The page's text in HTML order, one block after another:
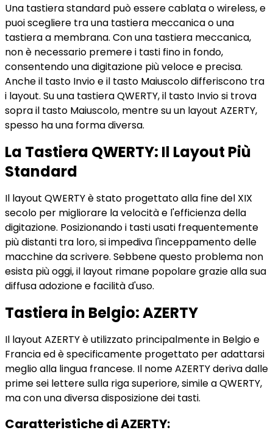
Una tastiera standard può essere cablata o wireless, e
puoi scegliere tra una tastiera meccanica o una
tastiera a membrana. Con una tastiera meccanica,
non è necessario premere i tasti fino in fondo,
consentendo una digitazione più veloce e precisa.
Anche il tasto Invio e il tasto Maiuscolo differiscono tra
i layout. Su una tastiera QWERTY, il tasto Invio si trova
sopra il tasto Maiuscolo, mentre su un layout AZERTY,
spesso ha una forma diversa.
La Tastiera QWERTY: Il Layout Più
Standard
Il layout QWERTY è stato progettato alla fine del XIX
secolo per migliorare la velocità e l'efficienza della
digitazione. Posizionando i tasti usati frequentemente
più distanti tra loro, si impediva l'inceppamento delle
macchine da scrivere. Sebbene questo problema non
esista più oggi, il layout rimane popolare grazie alla sua
diffusa adozione e facilità d'uso.
Tastiera in Belgio: AZERTY
Il layout AZERTY è utilizzato principalmente in Belgio e
Francia ed è specificamente progettato per adattarsi
meglio alla lingua francese. Il nome AZERTY deriva dalle
prime sei lettere sulla riga superiore, simile a QWERTY,
ma con una diversa disposizione dei tasti.
Caratteristiche di AZERTY: